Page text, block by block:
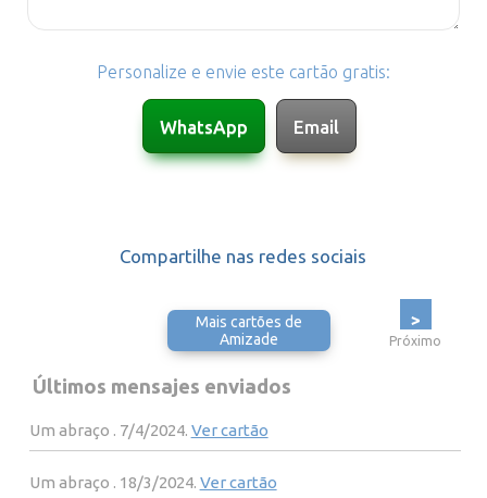
Personalize e envie este cartão gratis:
Compartilhe nas redes sociais
Mais cartões de
Amizade
>
Próximo
Últimos mensajes enviados
Um abraço . 7/4/2024. Ver cartão
Um abraço . 18/3/2024. Ver cartão